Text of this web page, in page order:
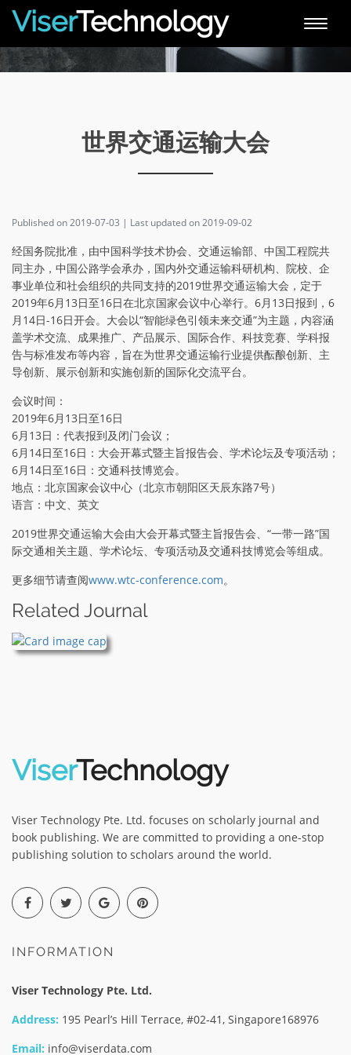
Toggle
ViserTechnology
世界交通运输大会
Published on 2019-07-03 | Last updated on 2019-09-02
经国务院批准，由中国科学技术协会、交通运输部、中国工程院共
同主办，中国公路学会承办，国内外交通运输科研机构、院校、企
事业单位和社会组织的共同支持的2019世界交通运输大会，定于
2019年6月13日至16日在北京国家会议中心举行。6月13日报到，6
月14日-16日开会。大会以“智能绿色引领未来交通”为主题，内容涵
盖学术交流、成果推广、产品展示、国际合作、科技竞赛、学科报
告与标准发布等内容，旨在为世界交通运输行业提供酝酿创新、主
导创新、展示创新和实施创新的国际化交流平台。
会议时间：
2019年6月13日至16日
6月13日：代表报到及闭门会议；
6月14日至16日：大会开幕式暨主旨报告会、学术论坛及专项活动；
6月14日至16日：交通科技博览会。
地点：北京国家会议中心（北京市朝阳区天辰东路7号）
语言：中文、英文
2019世界交通运输大会由大会开幕式暨主旨报告会、“一带一路”国
际交通相关主题、学术论坛、专项活动及交通科技博览会等组成。
更多细节请查阅www.wtc-conference.com。
Related Journal
ViserTechnology
Viser Technology Pte. Ltd. focuses on scholarly journal and
book publishing. We are committed to providing a one-stop
publishing solution to scholars around the world.
INFORMATION
Viser Technology Pte. Ltd.
Address: 195 Pearl’s Hill Terrace, #02-41, Singapore168976
Email: info@viserdata.com